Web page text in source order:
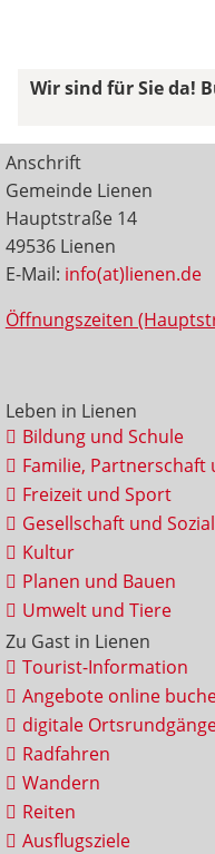
Wir sind für Sie da!
Anschrift
Gemeinde Lienen
Hauptstraße 14
49536 Lienen
E-Mail: info(at)lienen.de
Öffnungszeiten
Leben in Lienen
Bildung und Schule
Familie, Partnerschaft
Freizeit und Sport
Gesellschaft und
Kultur
Planen und Bauen
Umwelt und Tiere
Zu Gast in Lienen
Tourist-Information
Angebote online
digitale
Radfahren
Wandern
Reiten
Ausflugsziele